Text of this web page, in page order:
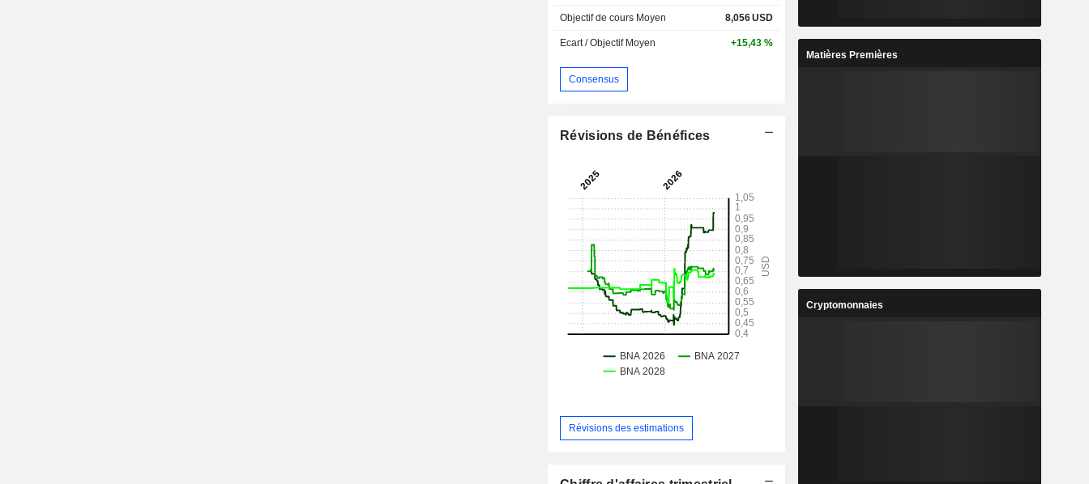
Objectif de cours Moyen 8,056USD
Ecart / Objectif Moyen +15,43 %
Consensus
Révisions de Bénéfices
Révisions des estimations
Matières Premières
Cryptomonnaies